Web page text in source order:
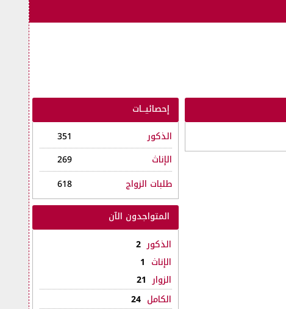
إحصائيــات
الذكور
351
الإناث
269
طلبات الزواج
618
المتواجدون الآن
الذكور 2
الإناث 1
الزوار 21
الكامل 24